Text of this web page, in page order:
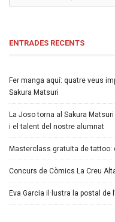
ENTRADES RECENTS
Fer manga aquí: quatre veus
Sakura Matsuri
La Joso torna al Sakura
i el talent del nostre alumnat
Masterclass gratuïta de tattoo:
Concurs de Còmics La Creu
Eva Garcia il·lustra la postal de